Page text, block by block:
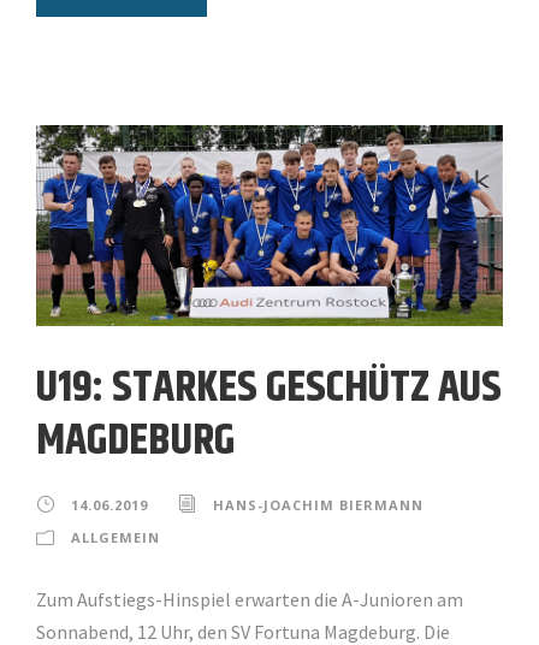
U19: STARKES GESCHÜTZ AUS
MAGDEBURG
14.06.2019
HANS-JOACHIM BIERMANN
ALLGEMEIN
Zum Aufstiegs-Hinspiel erwarten die A-Junioren am
Sonnabend, 12 Uhr, den SV Fortuna Magdeburg. Die